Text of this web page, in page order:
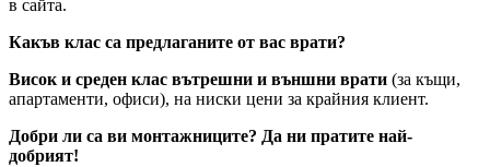
в сайта.
Какъв клас са предлаганите от вас врати?
Висок и среден клас вътрешни и външни врати (за къщи,
апартаменти, офиси), на ниски цени за крайния клиент.
Добри ли са ви монтажниците? Да ни пратите най-
добрият!